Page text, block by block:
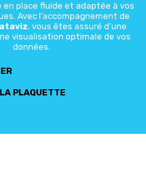
place fluide et adaptée à vos
Avec l’accompagnement de
, vous êtes assuré d’une
visualisation optimale de vos
données.
PLAQUETTE